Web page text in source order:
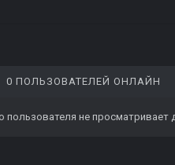
0 ПОЛЬЗОВАТЕЛЕЙ ОНЛАЙН
пользователя не просматривает